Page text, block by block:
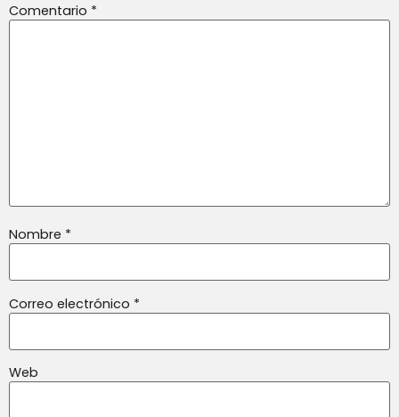
Comentario *
Nombre *
Correo electrónico *
Web